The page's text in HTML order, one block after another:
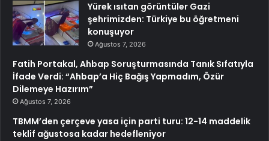
Yürek ısıtan görüntüler Gazi
şehrimizden: Türkiye bu öğretmeni
konuşuyor
Ağustos 7, 2026
Fatih Portakal, Ahbap Soruşturmasında Tanık Sıfatıyla
İfade Verdi: “Ahbap’a Hiç Bağış Yapmadım, Özür
Dilemeye Hazırım”
Ağustos 7, 2026
TBMM’den çerçeve yasa için parti turu: 12-14 maddelik
teklif ağustosa kadar hedefleniyor